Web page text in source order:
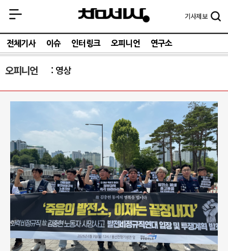
기사제보
전체기사 이슈 인터링크 오피니언 연구소
오피니언 영상